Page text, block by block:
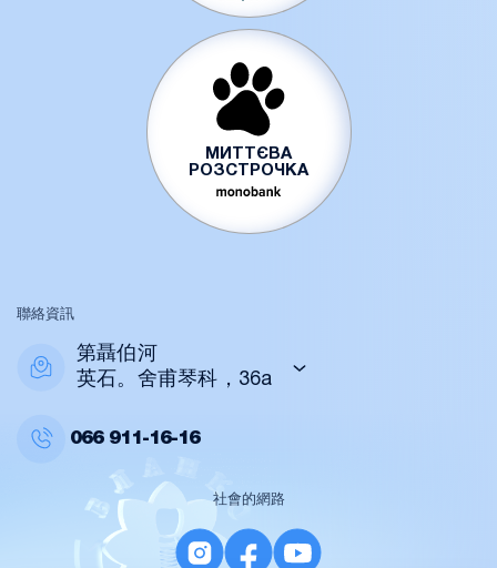
МИТТЄВА
РОЗСТРОЧКА
聯絡資訊
第聶伯河
英石。舍甫琴科，36a
066911-16-16
社會的網路